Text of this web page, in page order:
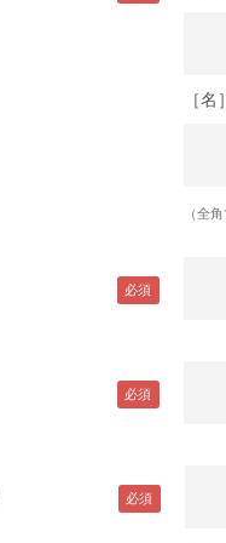
［名］
（全